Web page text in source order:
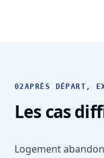
02APRÈS DÉPART,
Les cas
Logement